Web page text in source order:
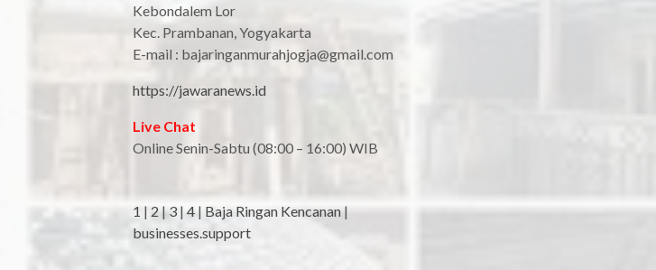
Kebondalem Lor
Kec. Prambanan, Yogyakarta
E-mail : bajaringanmurahjogja@gmail.com
https://jawaranews.id
Live Chat
Online Senin-Sabtu (08:00 – 16:00) WIB
1 | 2|3| 4| Baja Ringan Kencanan|
businesses.support